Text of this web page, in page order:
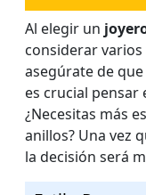
Al elegir un
considerar
asegúrate de
es crucial pensar
¿Necesitas más
anillos? Una vez
la decisión será